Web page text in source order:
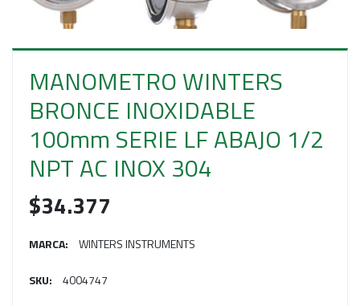
MANOMETRO WINTERS
BRONCE INOXIDABLE
100mm SERIE LF ABAJO 1/2
NPT AC INOX 304
$34.377
MARCA: WINTERS INSTRUMENTS
SKU: 4004747